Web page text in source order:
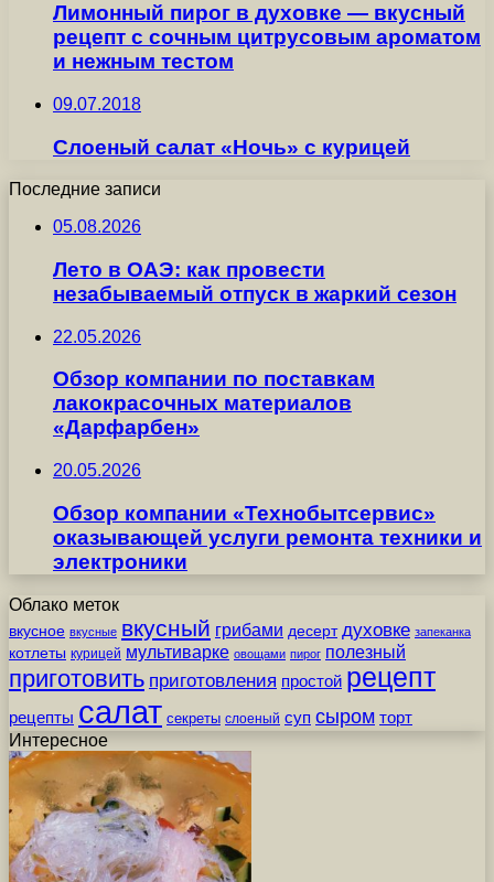
Лимонный пирог в духовке — вкусный
рецепт с сочным цитрусовым ароматом
и нежным тестом
09.07.2018
Слоеный салат «Ночь» с курицей
Последние записи
05.08.2026
Лето в ОАЭ: как провести
незабываемый отпуск в жаркий сезон
22.05.2026
Обзор компании по поставкам
лакокрасочных материалов
«Дарфарбен»
20.05.2026
Обзор компании «Технобытсервис»
оказывающей услуги ремонта техники и
электроники
Облако меток
вкусное вкусные вкусный грибами десерт духовке запеканка
котлеты курицей мультиварке овощами пирог полезный
приготовить приготовления простой рецепт
рецепты салат секреты слоеный суп сыром торт
Интересное